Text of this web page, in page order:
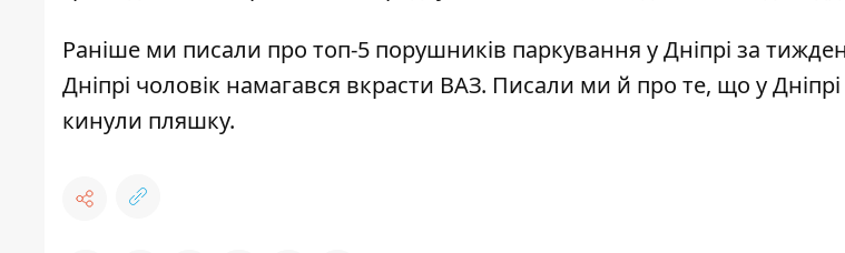
Раніше ми писали про топ-5 порушників паркування у Дніпрі за
Дніпрі чоловік намагався вкрасти ВАЗ. Писали ми й про те, що у
кинули пляшку.